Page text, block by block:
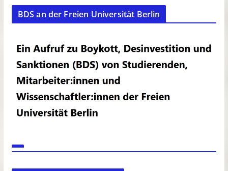
BDS an der Freien Universität Berlin